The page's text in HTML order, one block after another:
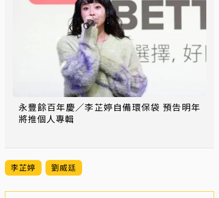
永豐餘百年慶／李芷婷自備環保袋 預告明年
將推個人專輯
李芷婷 劉威廷